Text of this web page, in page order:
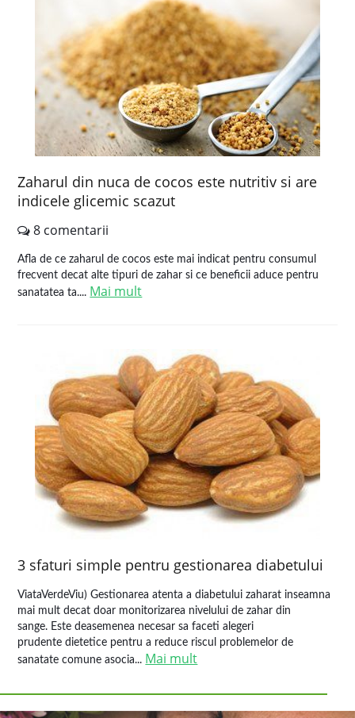
Zaharul din nuca de cocos este nutritiv si are
indicele glicemic scazut
8 comentarii
Afla de ce zaharul de cocos este mai indicat pentru consumul
frecvent decat alte tipuri de zahar si ce beneficii aduce pentru
sanatatea ta.... Mai mult
3 sfaturi simple pentru gestionarea diabetului
ViataVerdeViu) Gestionarea atenta a diabetului zaharat inseamna
mai mult decat doar monitorizarea nivelului de zahar din
sange. Este deasemenea necesar sa faceti alegeri
prudente dietetice pentru a reduce riscul problemelor de
sanatate comune asocia... Mai mult